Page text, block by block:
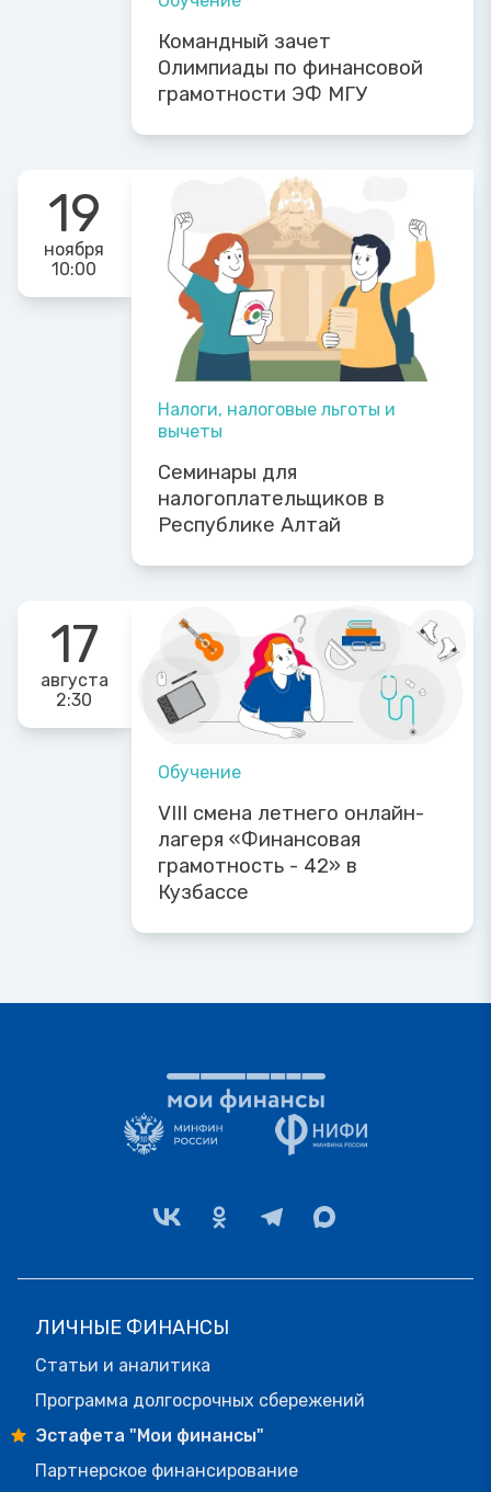
Командный зачет
Олимпиады по финансовой
грамотности ЭФ МГУ
19
ноября
10:00
Налоги, налоговые льготы и
вычеты
Семинары для
налогоплательщиков в
Республике Алтай
17
августа
2:30
Обучение
VIII смена летнего онлайн-
лагеря «Финансовая
грамотность - 42» в
Кузбассе
ЛИЧНЫЕ ФИНАНСЫ
Статьи и аналитика
Программа долгосрочных сбережений
Эстафета "Мои финансы"
Партнерское финансирование